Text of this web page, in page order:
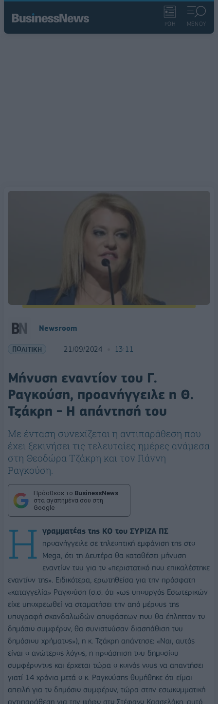
ΡΟΗ ΜΕΝΟΥ
Newsroom
ΠΟΛΙΤΙΚΗ 21/09/2024 13:11
Μήνυση εναντίον του Γ.
Ραγκούση, προανήγγειλε η Θ.
Τζάκρη - Η απάντησή του
Με ένταση συνεχίζεται η αντιπαράθεση που
έχει ξεκινήσει τις τελευταίες ημέρες ανάμεσα
στη Θεοδώρα Τζάκρη και τον Γιάννη
Ραγκούση.
Πρόσθεσε το BusinessNews
στα αγαπημένα σου στη
Google
Η γραμματέας της ΚΟ του ΣΥΡΙΖΑ ΠΣ
προανήγγειλε σε τηλεοπτική εμφάνιση της στο
Mega, ότι τη Δευτέρα θα καταθέσει μήνυση
εναντίον του για το «περιστατικό που επικαλέστηκε
εναντίον της». Ειδικότερα, ερωτηθείσα για την πρόσφατη
«καταγγελία» Ραγκούση (σ.σ. ότι «ως υπουργός Εσωτερικών
είχε υποχρεωθεί να σταματήσει την από μέρους της
υπογραφή σκανδαλωδών αποφάσεων που θα έπλητταν το
δημόσιο συμφέρον, θα συνιστούσαν διασπάθιση του
δημόσιου χρήματος»), η κ. Τζάκρη απάντησε: «Ναι, αυτός
είναι ο ανώτερος λόγος, η προάσπιση του δημοσίου
συμφέροντος και έρχεται τώρα ο κοινός νους να απαντήσει
γιατί 14 χρόνια μετά ο κ. Ραγκούσης θυμήθηκε ότι είμαι
απειλή για το δημόσιο συμφέρον, τώρα στην εσωκομματική
αντιπαράθεση για την ψήφο στο Στέφανο Κασσελάκη, αυτό